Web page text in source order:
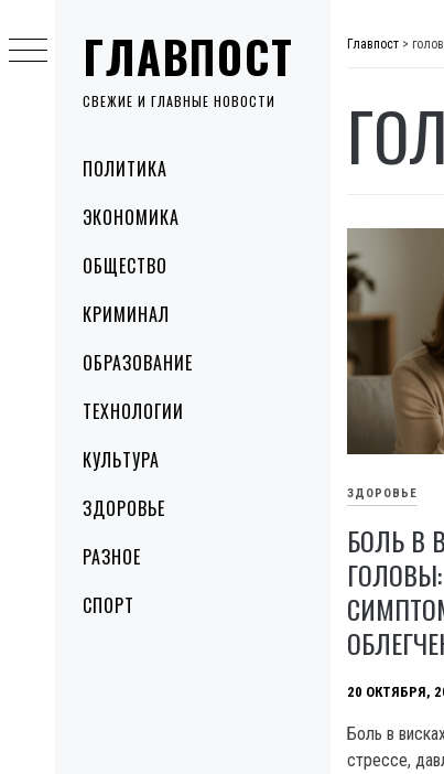
ГЛАВПОСТ
СВЕЖИЕ И ГЛАВНЫЕ НОВОСТИ
MenuПОЛИТИКА
ЭКОНОМИКА
ОБЩЕСТВО
КРИМИНАЛ
ОБРАЗОВАНИЕ
ТЕХНОЛОГИИ
КУЛЬТУРА
ЗДОРОВЬЕ
РАЗНОЕ
СПОРТ
to
content
Главпост >
ЗДОРОВЬЕ
БОЛЬ В
20 ОКТЯБРЯ,
Боль в
стрессе,